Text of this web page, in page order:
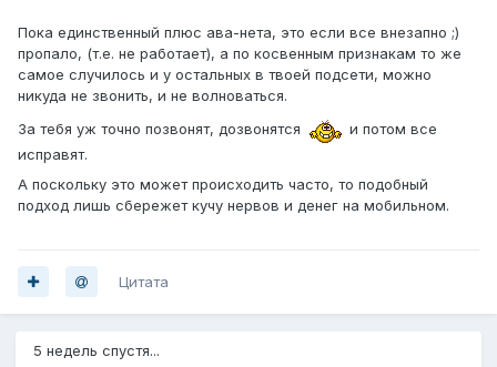
Пока единственный плюс ава-нета, это если все внезапно ;)
пропало, (т.е. не работает), а по косвенным признакам то же
самое случилось и у остальных в твоей подсети, можно
никуда не звонить, и не волноваться.
За тебя уж точно позвонят, дозвонятся
и потом все
исправят.
А поскольку это может происходить часто, то подобный
подход лишь сбережет кучу нервов и денег на мобильном.
Цитата
5 недель спустя...